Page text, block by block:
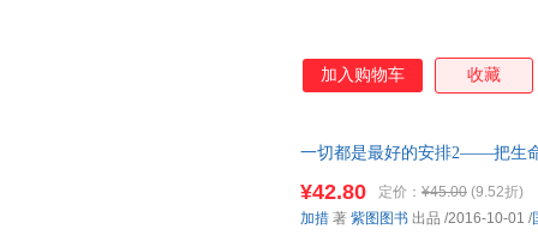
加入购物车 收藏
一切都是最好的安排2——把生
的可能性，人生没有好坏，珍
书》作者索甲仁波切、《快乐
¥42.80 定价： ¥45.00 (9.52折)
加措 著 紫图图书 出品 /2016-10-01 /